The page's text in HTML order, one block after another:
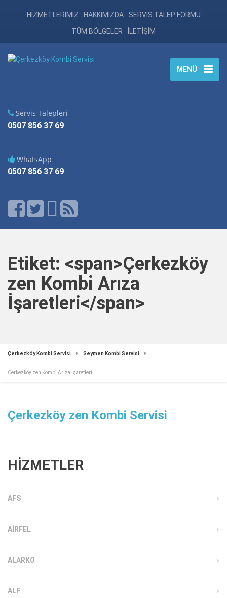
HİZMETLERİMİZ HAKKIMIZDA SERVİS TALEP FORMU
TÜM BÖLGELER İLETİŞİM
MENÜ
Servis Talepleri
0507 856 37 69
WhatsApp
0507 856 37 69
Etiket: <span>Çerkezköy
zen Kombi Arıza
İşaretleri</span>
Çerkezköy Kombi Servisi Seymen Kombi Servisi
Çerkezköy zen Kombi Arıza İşaretleri
Çerkezköy zen Kombi Servisi
HİZMETLER
AFS
AIRFEL
ALARKO
ALF